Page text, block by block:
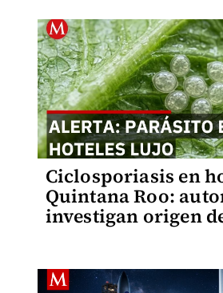
Ciclosporiasis en
Quintana Roo:
investigan origen